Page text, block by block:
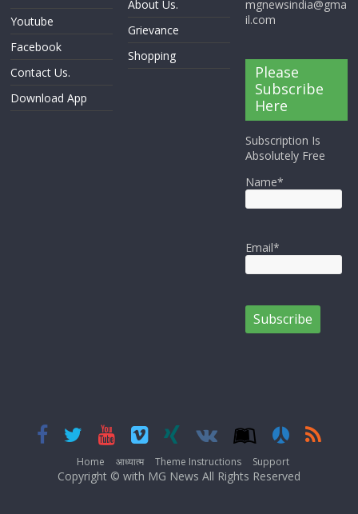
Youtube
Facebook
Contact Us.
Download App
About Us.
Grievance
Shopping
mgnewsindia@gma
il.com
Please
Subscribe
Here
Subscription Is
Absolutely Free
Name*
Email*
Home आध्यात्म Theme Instructions Support
Copyright © with MG News All Rights Reserved